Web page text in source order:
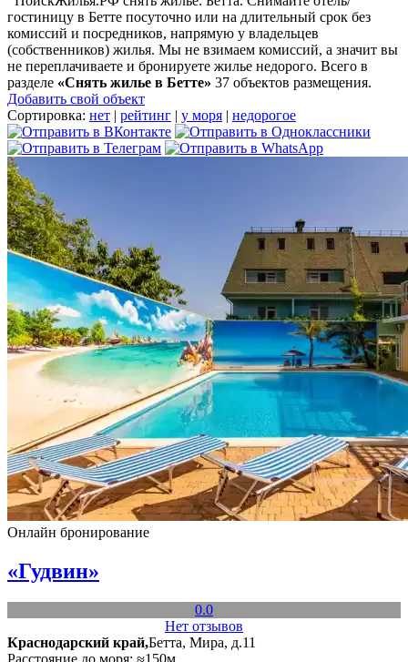
гостиницу в Бетте посуточно или на длительный срок без
комиссий и посредников, напрямую у владельцев
(собственников) жилья. Мы не взимаем комиссий, а значит вы
не переплачиваете и бронируете жилье недорого. Всего в
разделе «Снять жилье в Бетте» 37 объектов размещения.
Добавить свой объект
Сортировка: нет | рейтинг | у моря | недорогое
Онлайн бронирование
«Гудвин»
0.0
Нет отзывов
Краснодарский край,Бетта, Мира, д.11
Расстояние до моря: ≈150м